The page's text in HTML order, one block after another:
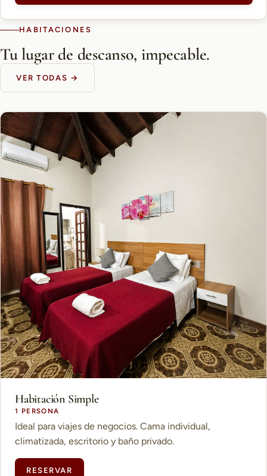
HABITACIONES
Tu lugar de descanso, impecable.
VER TODAS →
Habitación Simple
1 PERSONA
Ideal para viajes de negocios. Cama individual,
climatizada, escritorio y baño privado.
RESERVAR